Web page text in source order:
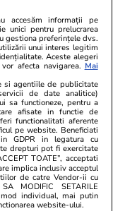
Redactia.ro
Boala care
Marculescu.
scaun cu
un
accesăm informații pe
unici pentru prelucrarea
gestiona preferințele dvs.
unui interes legitim
Aceste alegeri
afecta navigarea. Mai
si agentiile de publicitate
de date analitice)
sa functioneze, pentru a
afisate in functie de
functionalitati aferente
pe website. Beneficiati
GDPR in legatura cu
drepturi pot fi exercitate
TOATE”, acceptati
implica inclusiv acceptul
de catre Vendor-ii cu
MODIFIC SETARILE
individual, mai putin
website-ului.